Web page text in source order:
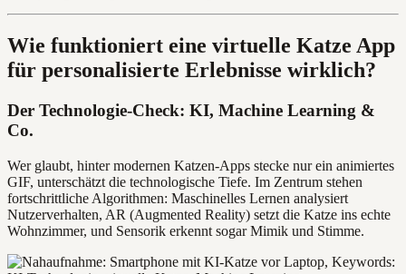
Wie funktioniert eine virtuelle Katze App
für personalisierte Erlebnisse wirklich?
Der Technologie-Check: KI, Machine Learning &
Co.
Wer glaubt, hinter modernen Katzen-Apps stecke nur ein animiertes
GIF, unterschätzt die technologische Tiefe. Im Zentrum stehen
fortschrittliche Algorithmen: Maschinelles Lernen analysiert
Nutzerverhalten, AR (Augmented Reality) setzt die Katze ins echte
Wohnzimmer, und Sensorik erkennt sogar Mimik und Stimme.